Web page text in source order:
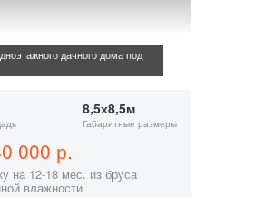
дачного дома под
8,5х8,5м
Габаритные размеры
000 р.
на 12-18 мес. из бруса
влажности